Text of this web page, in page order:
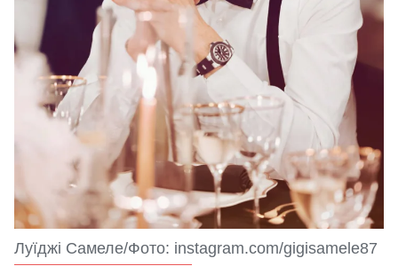
Луїджі Самеле/Фото: instagram.com/gigisamele87